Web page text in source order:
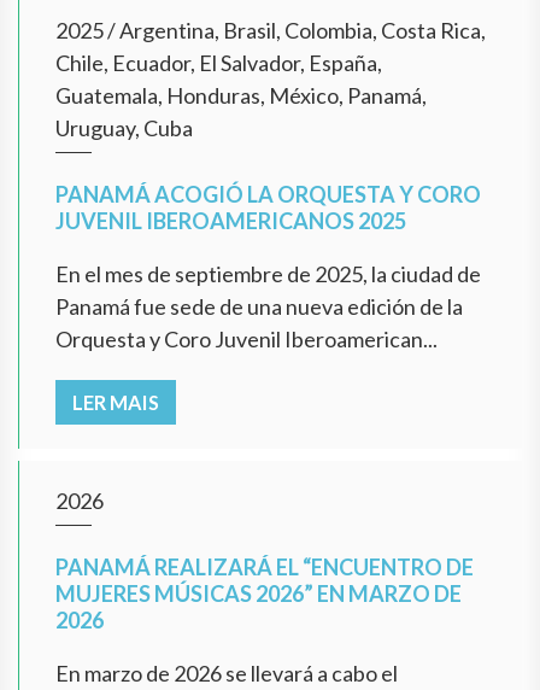
2025/Argentina, Brasil, Colombia, Costa Rica,
Chile, Ecuador, El Salvador, España,
Guatemala, Honduras, México, Panamá,
Uruguay, Cuba
PANAMÁ ACOGIÓ LA ORQUESTA Y CORO
JUVENIL IBEROAMERICANOS 2025
En el mes de septiembre de 2025, la ciudad de
Panamá fue sede de una nueva edición de la
Orquesta y Coro Juvenil Iberoamerican...
LER MAIS
2026
PANAMÁ REALIZARÁ EL “ENCUENTRO DE
MUJERES MÚSICAS 2026” EN MARZO DE
2026
En marzo de 2026 se llevará a cabo el